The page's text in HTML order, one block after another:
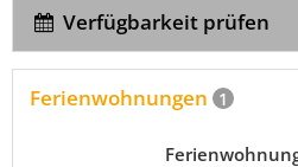
Verfügbarkeit prüfen
Ferienwohnungen 1